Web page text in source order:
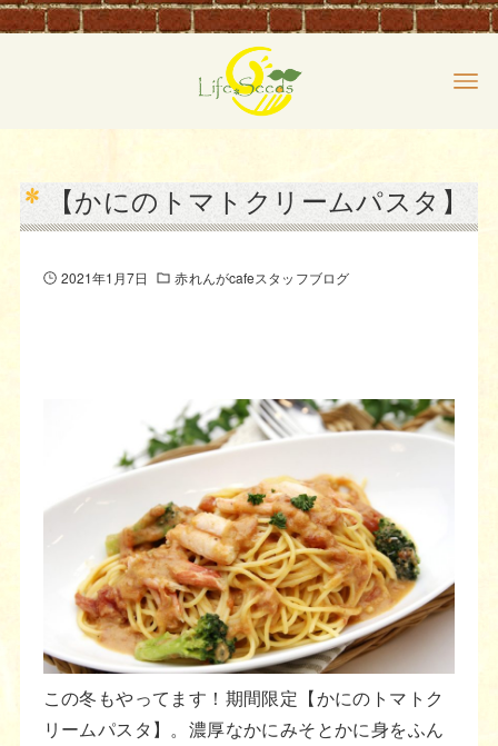
【かにのトマトクリームパスタ】
2021年1月7日 赤れんがcafeスタッフブログ
この冬もやってます！期間限定【かにのトマトク
リームパスタ】。濃厚なかにみそとかに身をふん